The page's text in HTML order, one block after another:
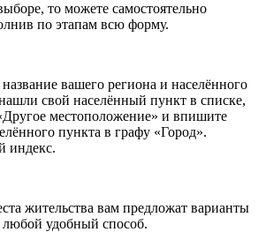
то можете самостоятельно
по этапам всю форму.
вашего региона и населённого
свой населённый пункт в списке,
местоположение» и впишите
пункта в графу «Город».
индекс.
жительства вам предложат варианты
удобный способ.